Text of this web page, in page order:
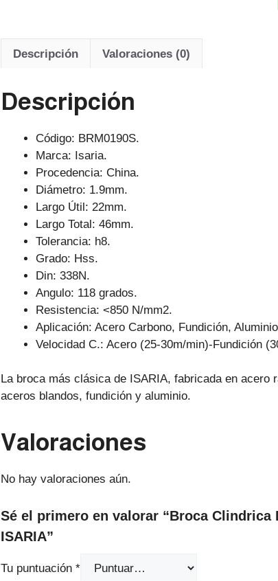
Descripción Valoraciones (0)
Descripción
Código: BRM0190S.
Marca: Isaria.
Procedencia: China.
Diámetro: 1.9mm.
Largo Útil: 22mm.
Largo Total: 46mm.
Tolerancia: h8.
Grado: Hss.
Din: 338N.
Angulo: 118 grados.
Resistencia: <850 N/mm2.
Aplicación: Acero Carbono, Fundición,
Velocidad C.: Acero (25-30m/min)-Fundición
La broca más clásica de ISARIA, fabricada en acero
aceros blandos, fundición y aluminio.
Valoraciones
No hay valoraciones aún.
Sé el primero en valorar “Broca Clindrica
ISARIA”
Tu puntuación *